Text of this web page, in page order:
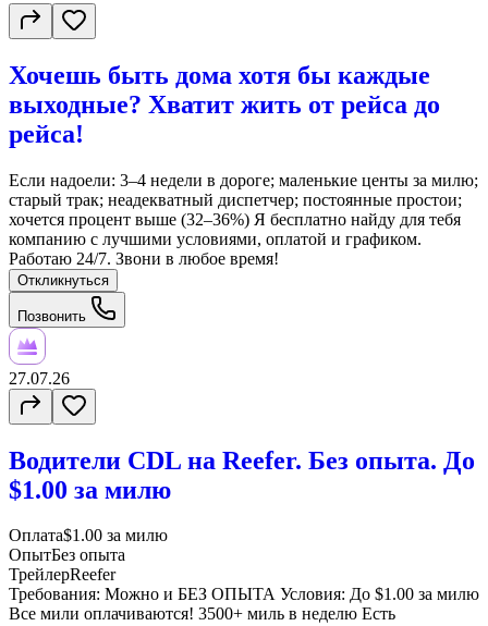
Хочешь быть дома хотя бы каждые
выходные? Хватит жить от рейса до
рейса!
Если надоели: 3–4 недели в дороге; маленькие центы за милю;
старый трак; неадекватный диспетчер; постоянные простои;
хочется процент выше (32–36%) Я бесплатно найду для тебя
компанию с лучшими условиями, оплатой и графиком.
Работаю 24/7. Звони в любое время!
Откликнуться
Позвонить
27.07.26
Водители CDL на Reefer. Без опыта. До
$1.00 за милю
Оплата$1.00 за милю
ОпытБез опыта
ТрейлерReefer
Требования: Можно и БЕЗ ОПЫТА Условия: До $1.00 за милю
Все мили оплачиваются! 3500+ миль в неделю Есть